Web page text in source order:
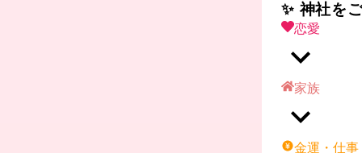
✨ 神社を
恋愛
家族
金運・仕事